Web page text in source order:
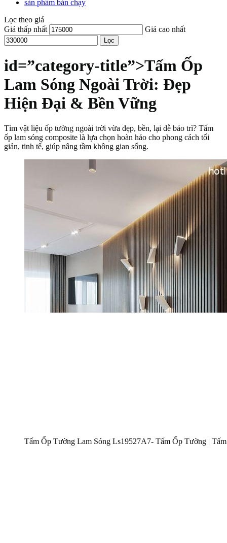
sản phẩm bán chạy
Lọc theo giá
Giá thấp nhất
Giá cao nhất
Lọc
id=”category-title”>Tấm Ốp
Lam Sóng Ngoài Trời: Đẹp
Hiện Đại & Bền Vững
Tìm vật liệu ốp tường ngoài trời vừa đẹp, bền, lại dễ bảo trì? Tấm
ốp lam sóng composite là lựa chọn hoàn hảo cho phong cách tối
giản, tinh tế, giúp nâng tầm không gian sống.
Tấm Ốp Tường Lam Sóng Ls19527A7- Tấm Ốp Tường |